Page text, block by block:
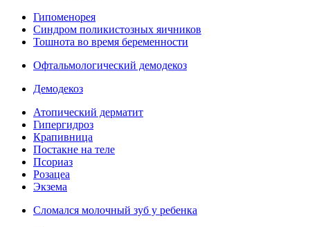
Гипоменорея
Синдром поликистозных яичников
Тошнота во время беременности
Офтальмологический демодекоз
Демодекоз
Атопический дерматит
Гипергидроз
Крапивница
Постакне на теле
Псориаз
Розацеа
Экзема
Сломался молочный зуб у ребенка